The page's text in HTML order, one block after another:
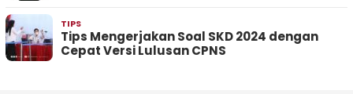
TIPS
Tips Mengerjakan Soal SKD 2024 dengan
Cepat Versi Lulusan CPNS